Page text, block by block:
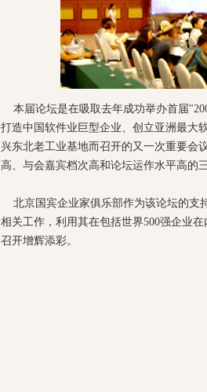
本届论坛是在吸取去年成功举办首届
打造中国软件业巨型企业、创立亚洲最大
兴东北老工业基地而召开的又一次重要会
高、与会嘉宾档次高和论坛运作水平高的
北京国宾企业家俱乐部作为该论坛的支
相关工作，利用其在包括世界500强企业
召开增辉添彩。